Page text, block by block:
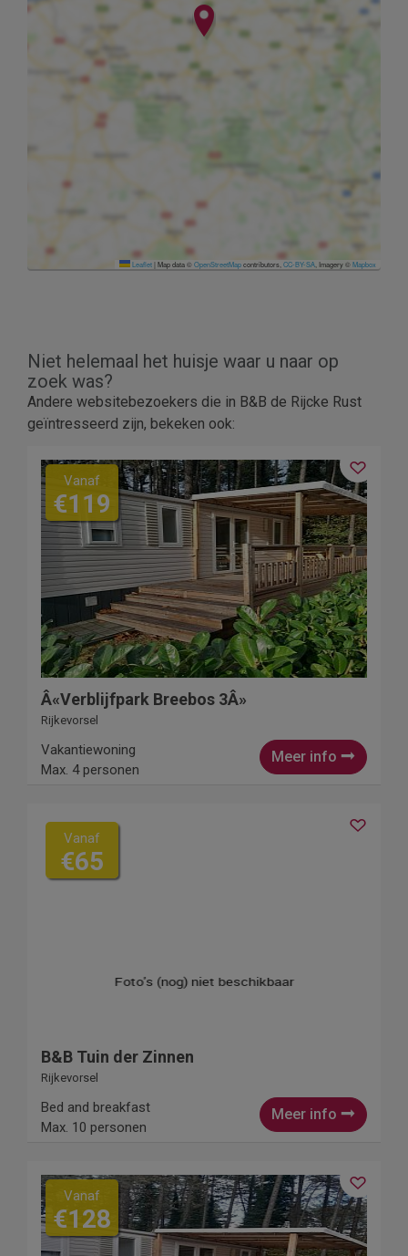
Leaflet| Map data ©OpenStreetMapcontributors, CC-BY-SA , Imagery ©Mapbox
Niet helemaal het huisje waar u naar op
zoek was?
Andere websitebezoekers die in B&B de Rijcke Rust
geïntresseerd zijn, bekeken ook:
Vanaf
€119
Â«Verblijfpark Breebos 3Â»
Rijkevorsel
Meer info
Vakantiewoning
Max. 4 personen
Vanaf
€65
B&B Tuin der Zinnen
Rijkevorsel
Meer info
Bed and breakfast
Max. 10 personen
Vanaf
€128